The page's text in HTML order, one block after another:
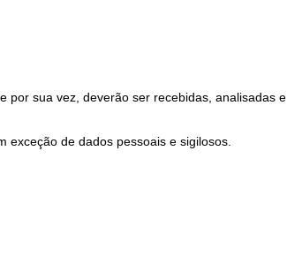
por sua vez, deverão ser recebidas, analisadas e
exceção de dados pessoais e sigilosos.